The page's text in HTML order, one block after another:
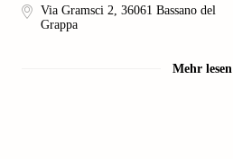
Via Gramsci 2, 36061 Bassano del
Grappa
Mehr lesen